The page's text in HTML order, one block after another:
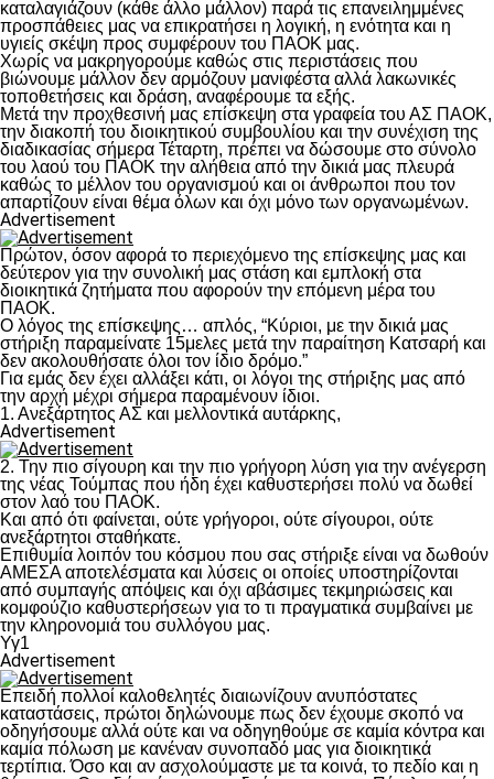
καταλαγιάζουν (κάθε άλλο μάλλον) παρά τις επανειλημμένες
προσπάθειες μας να επικρατήσει η λογική, η ενότητα και η
υγιείς σκέψη προς συμφέρουν του ΠΑΟΚ μας.
Χωρίς να μακρηγορούμε καθώς στις περιστάσεις που
βιώνουμε μάλλον δεν αρμόζουν μανιφέστα αλλά λακωνικές
τοποθετήσεις και δράση, αναφέρουμε τα εξής.
Μετά την προχθεσινή μας επίσκεψη στα γραφεία του ΑΣ ΠΑΟΚ,
την διακοπή του διοικητικού συμβουλίου και την συνέχιση της
διαδικασίας σήμερα Τέταρτη, πρέπει να δώσουμε στο σύνολο
του λαού του ΠΑΟΚ την αλήθεια από την δικιά μας πλευρά
καθώς το μέλλον του οργανισμού και οι άνθρωποι που τον
απαρτίζουν είναι θέμα όλων και όχι μόνο των οργανωμένων.
Advertisement
Πρώτον, όσον αφορά το περιεχόμενο της επίσκεψης μας και
δεύτερον για την συνολική μας στάση και εμπλοκή στα
διοικητικά ζητήματα που αφορούν την επόμενη μέρα του
ΠΑΟΚ.
Ο λόγος της επίσκεψης… απλός, “Κύριοι, με την δικιά μας
στήριξη παραμείνατε 15μελες μετά την παραίτηση Κατσαρή και
δεν ακολουθήσατε όλοι τον ίδιο δρόμο.”
Για εμάς δεν έχει αλλάξει κάτι, οι λόγοι της στήριξης μας από
την αρχή μέχρι σήμερα παραμένουν ίδιοι.
1. Ανεξάρτητος ΑΣ και μελλοντικά αυτάρκης,
Advertisement
2. Την πιο σίγουρη και την πιο γρήγορη λύση για την ανέγερση
της νέας Τούμπας που ήδη έχει καθυστερήσει πολύ να δωθεί
στον λαό του ΠΑΟΚ.
Και από ότι φαίνεται, ούτε γρήγοροι, ούτε σίγουροι, ούτε
ανεξάρτητοι σταθήκατε.
Επιθυμία λοιπόν του κόσμου που σας στήριξε είναι να δωθούν
ΑΜΕΣΑ αποτελέσματα και λύσεις οι οποίες υποστηρίζονται
από συμπαγής απόψεις και όχι αβάσιμες τεκμηριώσεις και
κομφούζιο καθυστερήσεων για το τι πραγματικά συμβαίνει με
την κληρονομιά του συλλόγου μας.
Υγ1
Advertisement
Επειδή πολλοί καλοθελητές διαιωνίζουν ανυπόστατες
καταστάσεις, πρώτοι δηλώνουμε πως δεν έχουμε σκοπό να
οδηγήσουμε αλλά ούτε και να οδηγηθούμε σε καμία κόντρα και
καμία πόλωση με κανέναν συνοπαδό μας για διοικητικά
τερτίπια. Όσο και αν ασχολούμαστε με τα κοινά, το πεδίο και η